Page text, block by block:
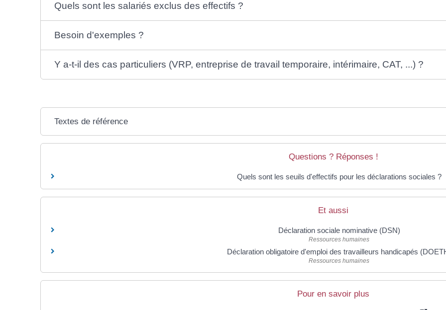
Quels sont les salariés exclus des effectifs ?
Besoin d'exemples ?
Y a-t-il des cas particuliers (VRP, entreprise de travail temporaire, intérimaire, CAT, ...) ?
Textes de référence
Questions ? Réponses !
Quels sont les seuils d'effectifs pour les déclarations sociales ?
Et aussi
Déclaration sociale nominative (DSN)
Ressources humaines
Déclaration obligatoire d'emploi des travailleurs handicapés
Ressources humaines
Pour en savoir plus